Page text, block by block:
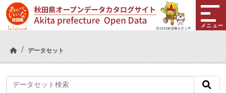
Skip to main content
メニュー
データセット